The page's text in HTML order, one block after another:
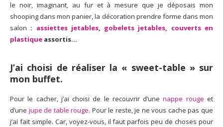
le noir, imaginant, au fur et à mesure que je déposais mon
shooping dans mon panier, la décoration prendre forme dans mon
salon : assiettes jetables, gobelets jetables, couverts en
plastique assortis…
J’ai choisi de réaliser la « sweet-table » sur
mon buffet.
Pour le cacher, j’ai choisi de le recouvrir d’unenappe rouge et
d’une jupe de table rouge. Pour le reste, je ne vous cache pas que
j’ai fait simple. Car, voyez-vous, il faut parfois peu de choses pour